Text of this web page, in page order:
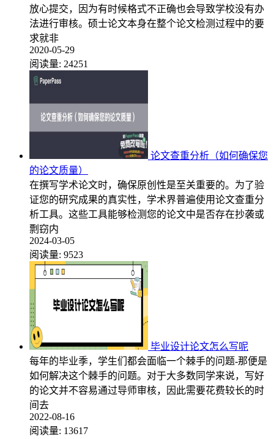
放心提交，因为有时候格式不正确也会导致学校没有办
法进行审核。硕士论文本身在整个论文检测过程中的要
求就非
2020-05-29
阅读量: 24251
论文查重分析（如何确保您
的论文质量）
在撰写学术论文时，确保原创性是至关重要的。为了验
证您的研究成果的真实性，学术界普遍使用论文查重分
析工具。这些工具能够检测您的论文中是否存在抄袭或
剽窃内
2024-03-05
阅读量: 9523
毕业设计论文怎么写呢
每年的毕业季，学生们都会面临一个棘手的问题-那便是
如何解决这个棘手的问题。对于大多数同学来说，写好
的论文并不容易通过导师审核，因此需要花费较长的时
间去
2022-08-16
阅读量: 13617